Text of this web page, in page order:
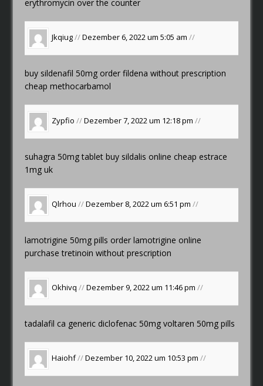
erythromycin over the counter
Jkqiug//Dezember 6, 2022 um 5:05 am//
buy sildenafil 50mgorder fildena without prescription
cheap methocarbamol
Zypfio //Dezember 7, 2022 um 12:18 pm//
suhagra 50mg tabletbuy sildalis online cheap estrace
1mg uk
Qlrhou //Dezember 8, 2022 um 6:51 pm//
lamotrigine 50mg pillsorder lamotrigine online
purchase tretinoin without prescription
Okhivq //Dezember 9, 2022 um 11:46 pm//
tadalafil ca generic diclofenac 50mg voltaren 50mg pills
Haiohf//Dezember 10, 2022 um 10:53 pm//